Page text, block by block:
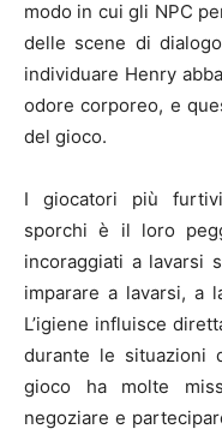
modo in cui gli NPC
delle scene di
individuare Henry
odore corporeo, e
del gioco.
I giocatori più
sporchi è il loro
incoraggiati a lavarsi
imparare a lavarsi, a
L’igiene influisce
durante le situazioni
gioco ha molte
negoziare e